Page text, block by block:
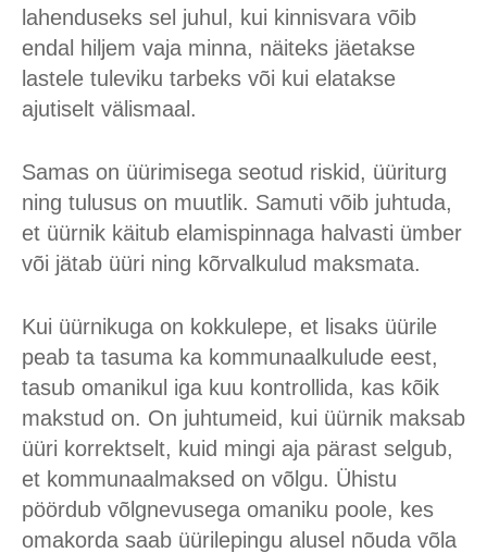
lahenduseks sel juhul, kui kinnisvara võib
endal hiljem vaja minna, näiteks jäetakse
lastele tuleviku tarbeks või kui elatakse
ajutiselt välismaal.
Samas on üürimisega seotud riskid, üüriturg
ning tulusus on muutlik. Samuti võib juhtuda,
et üürnik käitub elamispinnaga halvasti ümber
või jätab üüri ning kõrvalkulud maksmata.
Kui üürnikuga on kokkulepe, et lisaks üürile
peab ta tasuma ka kommunaalkulude eest,
tasub omanikul iga kuu kontrollida, kas kõik
makstud on. On juhtumeid, kui üürnik maksab
üüri korrektselt, kuid mingi aja pärast selgub,
et kommunaalmaksed on võlgu. Ühistu
pöördub võlgnevusega omaniku poole, kes
omakorda saab üürilepingu alusel nõuda võla